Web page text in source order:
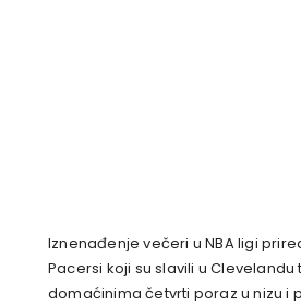
Iznenađenje večeri u NBA ligi
Pacersi koji su slavili u Clevelandu
domaćinima četvrti poraz u nizu i